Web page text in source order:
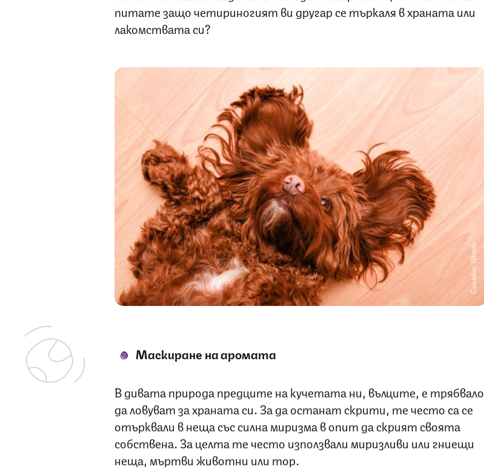
питате защо четириногият ви другар се търкаля в храната или
лакомствата си?
Снимка: iStock
Маскиране на аромата
В дивата природа предците на кучетата ни, вълците, е трябвало
да ловуват за храната си. За да останат скрити, те често са се
отърквали в неща със силна миризма в опит да скрият своята
собствена. За целта те често използвали миризливи или гниещи
неща, мъртви животни или тор.